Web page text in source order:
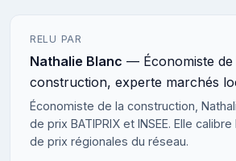
RELU PAR
Nathalie Blanc — Économiste de
construction, experte marchés
Économiste de la construction,
de prix BATIPRIX et INSEE. Elle
de prix régionales du réseau.